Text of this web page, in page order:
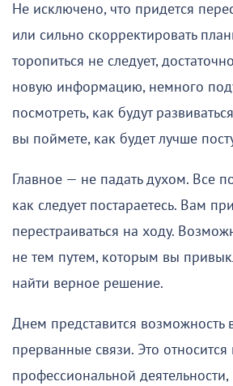
Не исключено, что придется
или сильно скорректировать
торопиться не следует,
новую информацию, немного
посмотреть, как будут
вы поймете, как будет лучше
Главное — не падать духом. Все
как следует постараетесь. Вам
перестраиваться на ходу.
не тем путем, которым вы
найти верное решение.
Днем представится возможность
прерванные связи. Это относится
профессиональной